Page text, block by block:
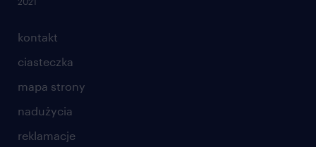
kontakt
ciasteczka
mapa strony
nadużycia
reklamacje